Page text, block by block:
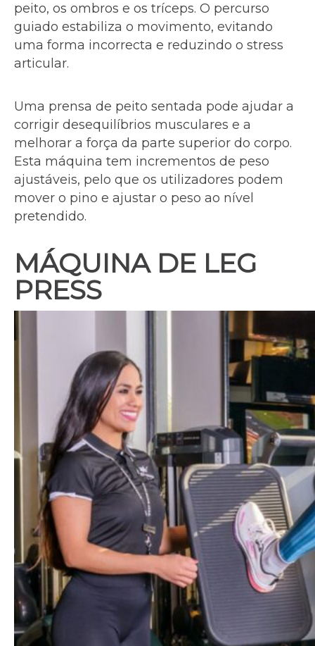
peito, os ombros e os tríceps. O percurso
guiado estabiliza o movimento, evitando
uma forma incorrecta e reduzindo o stress
articular.
Uma prensa de peito sentada pode ajudar a
corrigir desequilíbrios musculares e a
melhorar a força da parte superior do corpo.
Esta máquina tem incrementos de peso
ajustáveis, pelo que os utilizadores podem
mover o pino e ajustar o peso ao nível
pretendido.
MÁQUINA DE LEG
PRESS